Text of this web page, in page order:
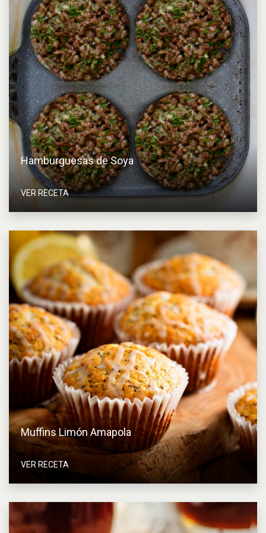
Hamburguesas de Soya
VER RECETA
Muffins Limón Amapola
VER RECETA